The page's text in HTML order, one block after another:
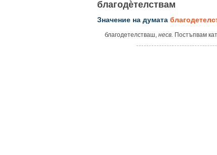
благодѐтелствам
Значение на думата
благодетелстваш, несв. Постъпвам